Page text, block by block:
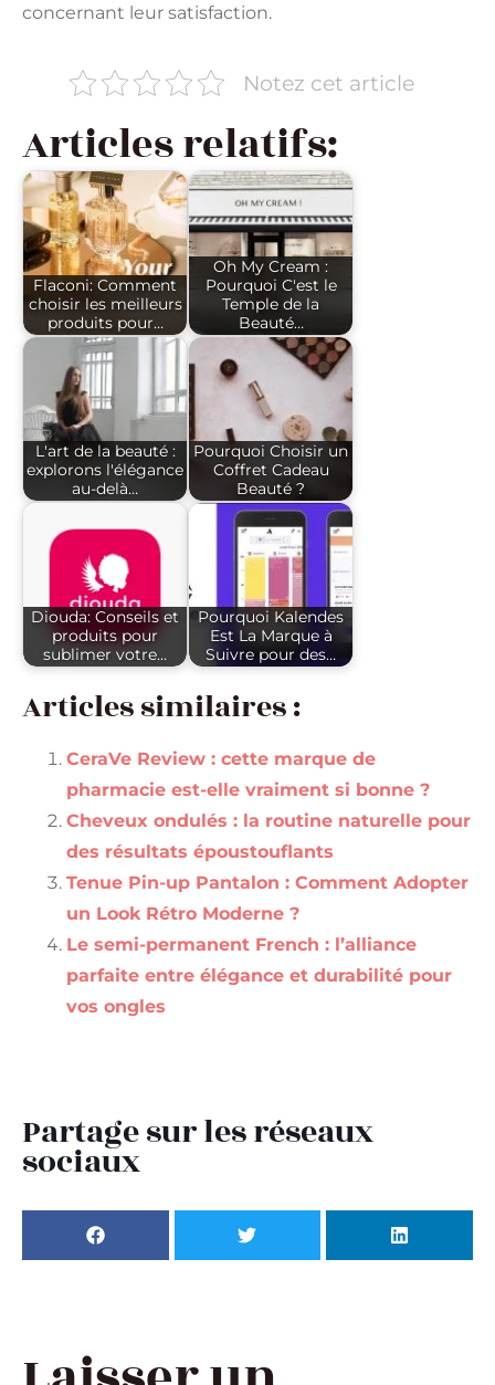
concernant leur satisfaction.
Notez cet article
Articles relatifs:
Flaconi: Comment
choisir les meilleurs
produits pour…
Oh My Cream :
Pourquoi C'est le
Temple de la
Beauté…
L'art de la beauté :
explorons l'élégance
au-delà…
Pourquoi Choisir un
Coffret Cadeau
Beauté ?
Diouda: Conseils et
produits pour
sublimer votre…
Pourquoi Kalendes
Est La Marque à
Suivre pour des…
Articles similaires :
CeraVe Review : cette marque de
pharmacie est-elle vraiment si bonne ?
Cheveux ondulés : la routine naturelle pour
des résultats époustouflants
Tenue Pin-up Pantalon : Comment Adopter
un Look Rétro Moderne ?
Le semi-permanent French : l’alliance
parfaite entre élégance et durabilité pour
vos ongles
Partage sur les réseaux
sociaux